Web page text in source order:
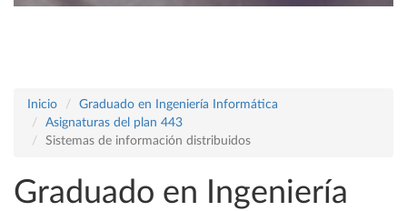
Inicio
Graduado en Ingeniería Informática
Asignaturas del plan 443
Sistemas de información distribuidos
Graduado en Ingeniería